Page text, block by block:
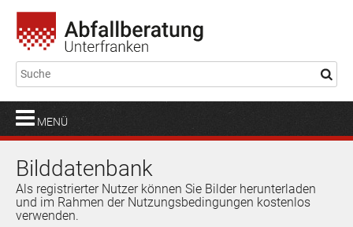
MENÜ
Bilddatenbank
Als registrierter Nutzer können Sie Bilder herunterladen
und im Rahmen der Nutzungsbedingungen kostenlos
verwenden.